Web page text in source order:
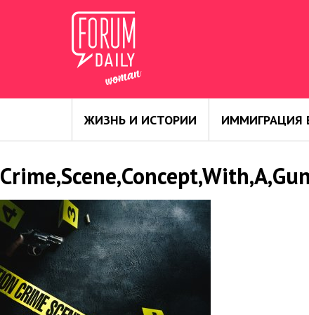
ЖИЗНЬ И ИСТОРИИ ИММИГРАЦИЯ